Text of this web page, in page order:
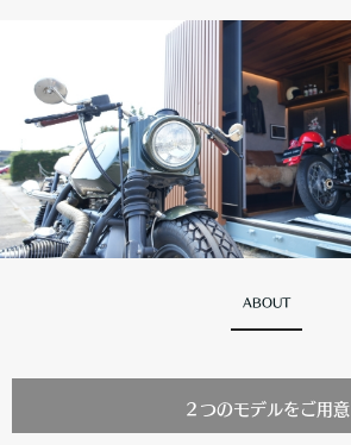
ABOUT
２つのモデルをご用意